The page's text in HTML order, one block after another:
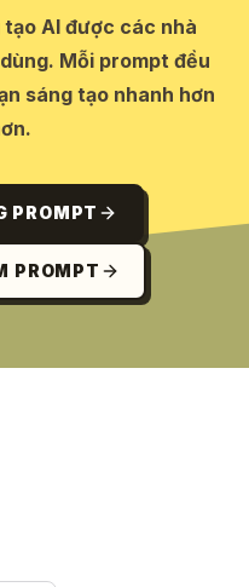
AI được các nhà
Mỗi prompt đều
sáng tạo nhanh hơn
PROMPT
PROMPT